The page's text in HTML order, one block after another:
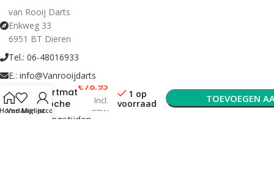
van Rooij Darts
Enkweg 33
6951 BT Dieren
Tel.: 06-48016933
E.: info@Vanrooijdarts
Bekijk Openingstijden
Rubber
dartmat
+ oche
300×90
€78.95
Incl.
BTW
1 op
voorraad
TOEVOEGEN
Verlanglijst
Mijn account